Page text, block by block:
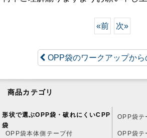
«前 次»
OPP袋のワークアップか
商品カテゴリ
形状で選ぶOPP袋・破れにくいCPP
袋
OPP袋テ
OPP袋本体側テープ付 OPP袋テ